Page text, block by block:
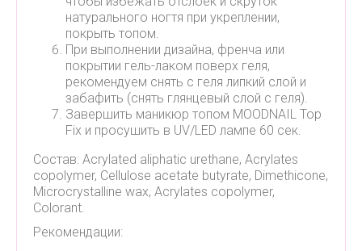
натурального ногтя при укреплении,
покрыть топом.
При выполнении дизайна, френча или
покрытии гель-лаком поверх геля,
рекомендуем снять с геля липкий слой и
забафить (снять глянцевый слой с геля).
Завершить маникюр топом MOODNAIL Top
Fix и просушить в UV/LED лампе 60 сек.
Состав: Acrylated aliphatic urethane, Acrylates
copolymer, Cellulose acetate butyrate, Dimethicone,
Microcrystalline wax, Acrylates copolymer,
Colorant.
Рекомендации: